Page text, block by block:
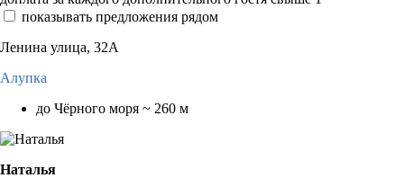
показывать предложения рядом
Ленина улица, 32А
Алупка
до Чёрного моря ~ 260 м
Наталья